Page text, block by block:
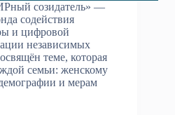
созидатель» —
содействия
и цифровой
независимых
теме, которая
семьи: женскому
и мерам